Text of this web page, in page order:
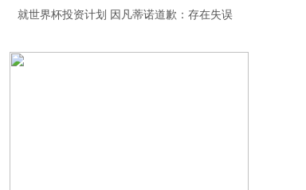
就世界杯投资计划 因凡蒂诺道歉：存在失误